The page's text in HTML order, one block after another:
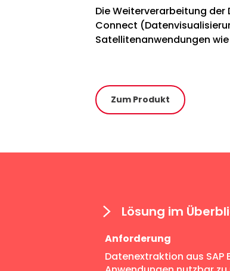
Die Weiterverarbeitung
Connect
Satellitenanwendungen
Zum Produkt
Lösung im
Anforderung
Datenextraktion aus SAP